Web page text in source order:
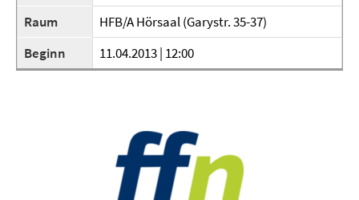
Raum
HFB/A Hörsaal (Garystr. 35-37)
Beginn
11.04.2013 | 12:00